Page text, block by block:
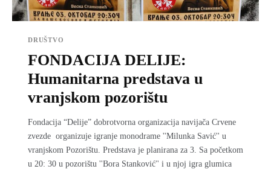
DRUŠTVO
FONDACIJA DELIJE:
Humanitarna predstava u
vranjskom pozorištu
Fondacija “Delije” dobrotvorna organizacija navijača Crvene
zvezde organizuje igranje monodrame ''Milunka Savić'' u
vranjskom Pozorištu. Predstava je planirana za 3. Sa početkom
u 20: 30 u pozorištu ''Bora Stanković'' i u njoj igra glumica